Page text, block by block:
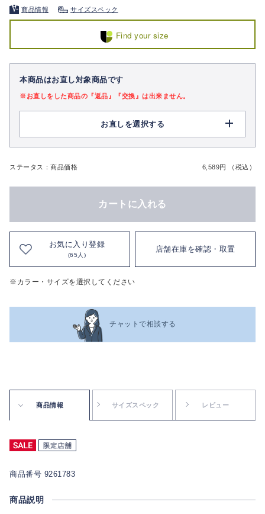
商品情報 サイズスペック
Find your size
本商品はお直し対象商品です
※お直しをした商品の『返品』『交換』は出来ません。
お直しを選択する
ステータス：商品価格 6,589円 （税込）
カートに入れる
お気に入り登録
(65人)
店舗在庫を確認・取置
※カラー・サイズを選択してください
チャットで相談する
商品情報 サイズスペック レビュー
商品番号 9261783
商品説明